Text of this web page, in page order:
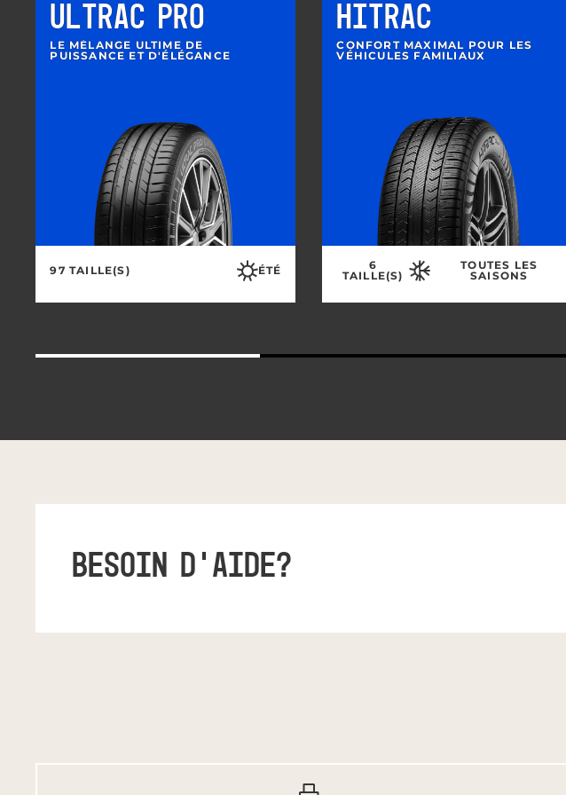
ULTRAC PRO
LE MÉLANGE ULTIME DE
PUISSANCE ET D'ÉLÉGANCE
97 TAILLE(S) ÉTÉ
HITRAC
CONFORT MAXIMAL POUR LES
VÉHICULES FAMILIAUX
6
TAILLE(S)
TOUTES LES
SAISONS
BESOIN D’AIDE?